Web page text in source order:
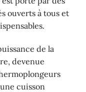
ouverts à tous et
de la
devenue
cuisson